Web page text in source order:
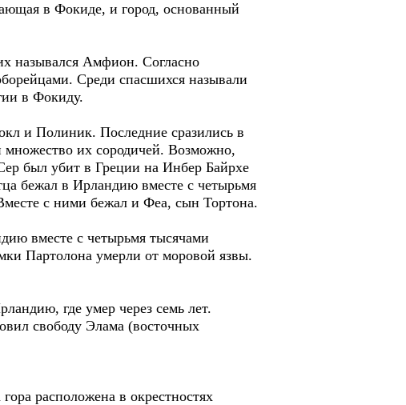
в Фокиде, и город, основанный
назывался Амфион. Согласно
Среди спасшихся называли
в Фокиду.
и Полиник. Последние сразились в
множество их сородичей. Возможно,
был убит в Греции на Инбер Байрхе
бежал в Ирландию вместе с четырьмя
с ними бежал и Феа, сын Тортона.
вместе с четырьмя тысячами
Партолона умерли от моровой язвы.
где умер через семь лет.
свободу Элама (восточных
расположена в окрестностях